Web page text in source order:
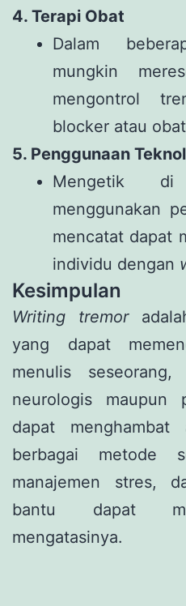
4. Terapi Obat
Dalam
mungkin
mengontrol
blocker atau
5. Penggunaan
Mengetik
menggunakan
mencatat dapat
individu dengan
Kesimpulan
Writing tremor
yang dapat
menulis
neurologis maupun
dapat menghambat
berbagai metode
manajemen stres,
bantu dapat
mengatasinya.